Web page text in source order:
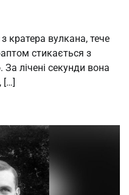
кратера вулкана, тече
стикається з
лічені секунди вона
[…]